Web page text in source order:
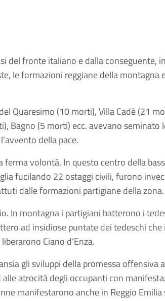
del fronte italiano e dalla conseguente,
le formazioni reggiane della montagna
Quaresimo (10 morti), Villa Cadè (21
Bagno (5 morti) ecc. avevano seminato
della pace.
ferma volontà. In questo centro della
fucilando 22 ostaggi civili, furono
dalle formazioni partigiane della zona.
In montagna i partigiani batterono i
ad insidiose puntate dei tedeschi
Ciano d’Enza.
gli sviluppi della promessa offensiva
atrocità degli occupanti con
manifestarono anche in Reggio